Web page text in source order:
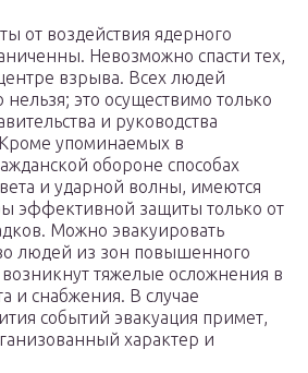
от воздействия ядерного
Невозможно спасти тех,
взрыва. Всех людей
нельзя; это осуществимо только
и руководства
упоминаемых в
обороне способах
и ударной волны, имеются
эффективной защиты только от
Можно эвакуировать
людей из зон повышенного
тяжелые осложнения в
и снабжения. В случае
событий эвакуация примет,
характер и